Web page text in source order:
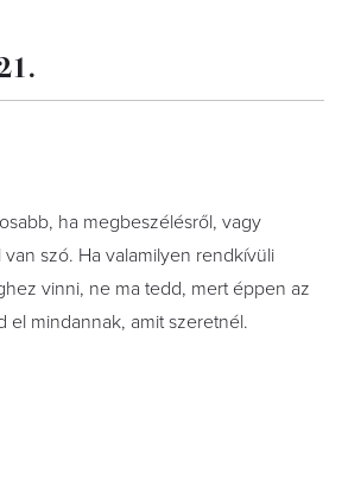
ha megbeszélésről, vagy
szó. Ha valamilyen rendkívüli
vinni, ne ma tedd, mert éppen az
el mindannak, amit szeretnél.